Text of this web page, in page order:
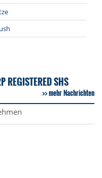
REGISTERED SHS
mehr Nachrichten